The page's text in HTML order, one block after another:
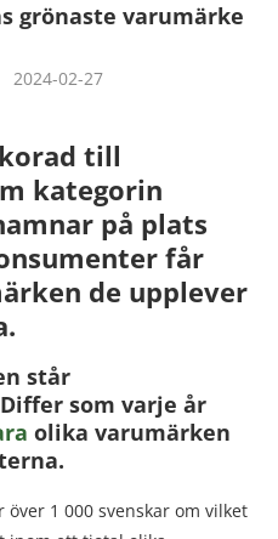
grönaste varumärke
2024-02-27
till
kategorin
på plats
får
de upplever
står
som varje år
olika varumärken
1 000 svenskar om vilket